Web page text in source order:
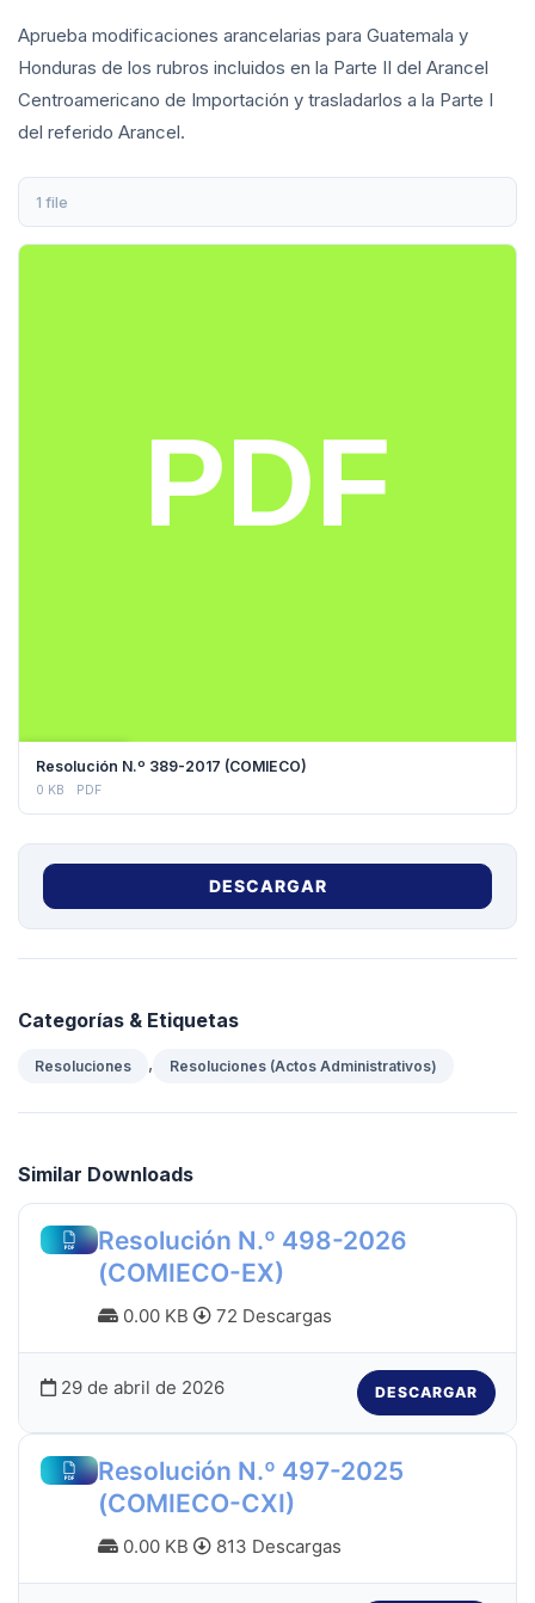
Aprueba modificaciones arancelarias para Guatemala y
Honduras de los rubros incluidos en la Parte II del Arancel
Centroamericano de Importación y trasladarlos a la Parte I
del referido Arancel.
1 file
Resolución N.º 389-2017 (COMIECO)
0 KB PDF
DESCARGAR
Categorías & Etiquetas
Resoluciones Resoluciones (Actos Administrativos)
Similar Downloads
Resolución N.º 498-2026
(COMIECO-EX)
0.00 KB 72 Descargas
29 de abril de 2026 DESCARGAR
Resolución N.º 497-2025
(COMIECO-CXI)
0.00 KB 813 Descargas